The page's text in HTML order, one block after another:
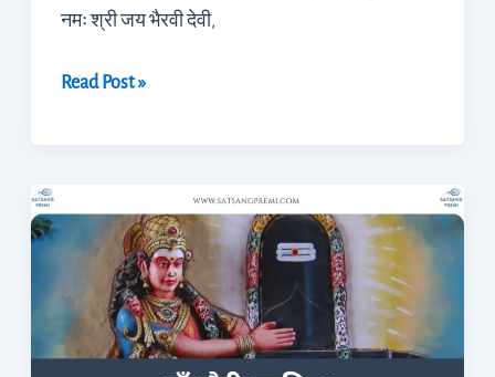
नमः श्री जय भैरवी देवी,
Read Post »
(Gauri
Stuti)